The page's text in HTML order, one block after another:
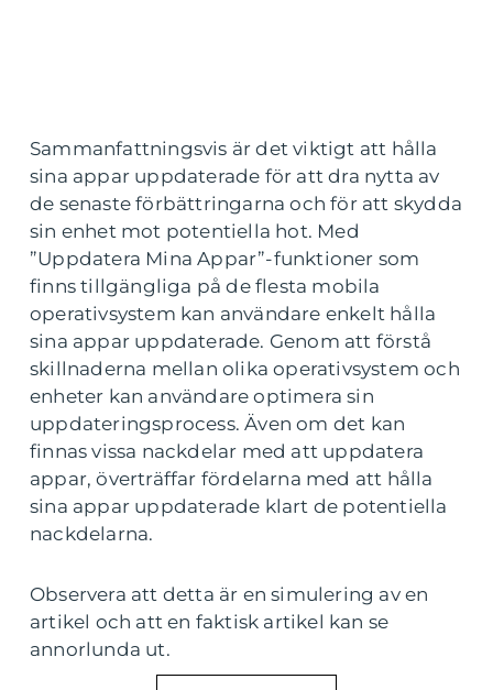
Sammanfattningsvis är det viktigt att hålla
sina appar uppdaterade för att dra nytta av
de senaste förbättringarna och för att skydda
sin enhet mot potentiella hot. Med
”Uppdatera Mina Appar”-funktioner som
finns tillgängliga på de flesta mobila
operativsystem kan användare enkelt hålla
sina appar uppdaterade. Genom att förstå
skillnaderna mellan olika operativsystem och
enheter kan användare optimera sin
uppdateringsprocess. Även om det kan
finnas vissa nackdelar med att uppdatera
appar, överträffar fördelarna med att hålla
sina appar uppdaterade klart de potentiella
nackdelarna.
Observera att detta är en simulering av en
artikel och att en faktisk artikel kan se
annorlunda ut.